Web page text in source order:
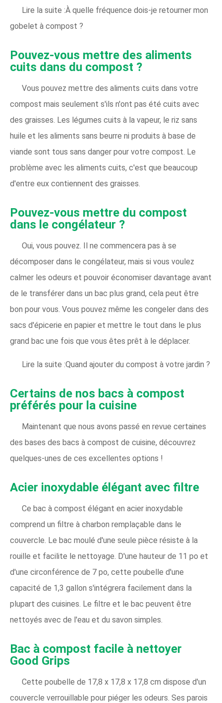
Lire la suite :À quelle fréquence dois-je retourner mon
gobelet à compost ?
Pouvez-vous mettre des aliments
cuits dans du compost ?
Vous pouvez mettre des aliments cuits dans votre
compost mais seulement s'ils n'ont pas été cuits avec
des graisses. Les légumes cuits à la vapeur, le riz sans
huile et les aliments sans beurre ni produits à base de
viande sont tous sans danger pour votre compost. Le
problème avec les aliments cuits, c'est que beaucoup
d'entre eux contiennent des graisses.
Pouvez-vous mettre du compost
dans le congélateur ?
Oui, vous pouvez. Il ne commencera pas à se
décomposer dans le congélateur, mais si vous voulez
calmer les odeurs et pouvoir économiser davantage avant
de le transférer dans un bac plus grand, cela peut être
bon pour vous. Vous pouvez même les congeler dans des
sacs d'épicerie en papier et mettre le tout dans le plus
grand bac une fois que vous êtes prêt à le déplacer.
Lire la suite :Quand ajouter du compost à votre jardin ?
Certains de nos bacs à compost
préférés pour la cuisine
Maintenant que nous avons passé en revue certaines
des bases des bacs à compost de cuisine, découvrez
quelques-unes de ces excellentes options !
Acier inoxydable élégant avec filtre
Ce bac à compost élégant en acier inoxydable
comprend un filtre à charbon remplaçable dans le
couvercle. Le bac moulé d'une seule pièce résiste à la
rouille et facilite le nettoyage. D'une hauteur de 11 po et
d'une circonférence de 7 po, cette poubelle d'une
capacité de 1,3 gallon s'intégrera facilement dans la
plupart des cuisines. Le filtre et le bac peuvent être
nettoyés avec de l'eau et du savon simples.
Bac à compost facile à nettoyer
Good Grips
Cette poubelle de 17,8 x 17,8 x 17,8 cm dispose d'un
couvercle verrouillable pour piéger les odeurs. Ses parois